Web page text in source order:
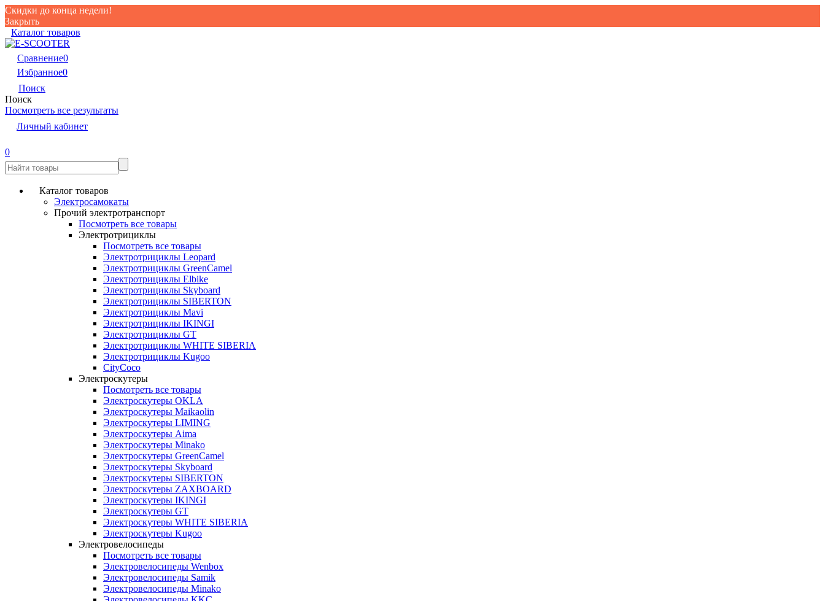
Скидки до конца недели!
Закрыть
Каталог товаров
Сравнение0
Избранное0
Поиск
Поиск
Посмотреть все результаты
Личный кабинет
0
Каталог товаров
Электросамокаты
Прочий электротранспорт
Посмотреть все товары
Электротрициклы
Посмотреть все товары
Электротрициклы Leopard
Электротрициклы GreenCamel
Электротрициклы Elbike
Электротрициклы Skyboard
Электротрициклы SIBERTON
Электротрициклы Mavi
Электротрициклы IKINGI
Электротрициклы GT
Электротрициклы WHITE SIBERIA
Электротрициклы Kugoo
CityCoco
Электроскутеры
Посмотреть все товары
Электроскутеры OKLA
Электроскутеры Maikaolin
Электроскутеры LIMING
Электроскутеры Aima
Электроскутеры Minako
Электроскутеры GreenCamel
Электроскутеры Skyboard
Электроскутеры SIBERTON
Электроскутеры ZAXBOARD
Электроскутеры IKINGI
Электроскутеры GT
Электроскутеры WHITE SIBERIA
Электроскутеры Kugoo
Электровелосипеды
Посмотреть все товары
Электровелосипеды Wenbox
Электровелосипеды Samik
Электровелосипеды Minako